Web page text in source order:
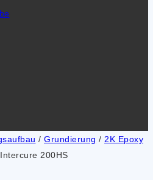
/ Grundierung / 2K Epoxy
200HS